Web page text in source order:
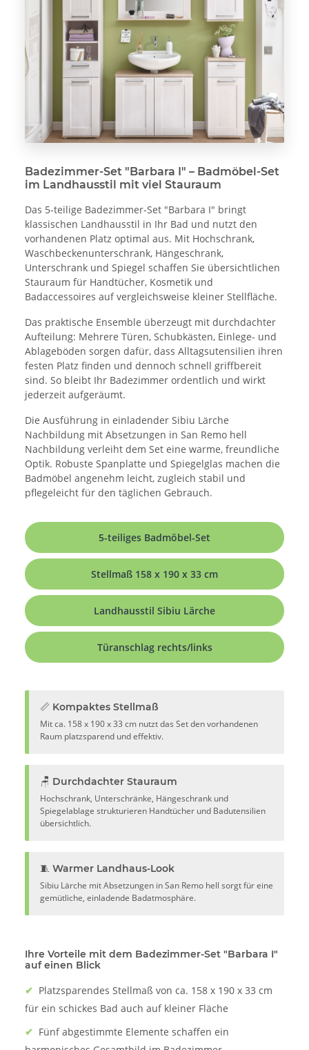
Badezimmer-Set "Barbara I" – Badmöbel-Set
im Landhausstil mit viel Stauraum
Das 5-teilige Badezimmer-Set "Barbara I" bringt
klassischen Landhausstil in Ihr Bad und nutzt den
vorhandenen Platz optimal aus. Mit Hochschrank,
Waschbeckenunterschrank, Hängeschrank,
Unterschrank und Spiegel schaffen Sie übersichtlichen
Stauraum für Handtücher, Kosmetik und
Badaccessoires auf vergleichsweise kleiner Stellfläche.
Das praktische Ensemble überzeugt mit durchdachter
Aufteilung: Mehrere Türen, Schubkästen, Einlege- und
Ablageböden sorgen dafür, dass Alltagsutensilien ihren
festen Platz finden und dennoch schnell griffbereit
sind. So bleibt Ihr Badezimmer ordentlich und wirkt
jederzeit aufgeräumt.
Die Ausführung in einladender Sibiu Lärche
Nachbildung mit Absetzungen in San Remo hell
Nachbildung verleiht dem Set eine warme, freundliche
Optik. Robuste Spanplatte und Spiegelglas machen die
Badmöbel angenehm leicht, zugleich stabil und
pflegeleicht für den täglichen Gebrauch.
5-teiliges Badmöbel-Set
Stellmaß 158 x 190 x 33 cm
Landhausstil Sibiu Lärche
Türanschlag rechts/links
📏 Kompaktes Stellmaß
Mit ca. 158 x 190 x 33 cm nutzt das Set den vorhandenen
Raum platzsparend und effektiv.
🪑 Durchdachter Stauraum
Hochschrank, Unterschränke, Hängeschrank und
Spiegelablage strukturieren Handtücher und Badutensilien
übersichtlich.
🧵 Warmer Landhaus-Look
Sibiu Lärche mit Absetzungen in San Remo hell sorgt für eine
gemütliche, einladende Badatmosphäre.
Ihre Vorteile mit dem Badezimmer-Set "Barbara I"
auf einen Blick
✔ Platzsparendes Stellmaß von ca. 158 x 190 x 33 cm
für ein schickes Bad auch auf kleiner Fläche
✔ Fünf abgestimmte Elemente schaffen ein